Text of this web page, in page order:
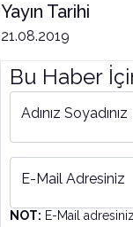
Yayın Tarihi
21.08.2019
Bu Haber
Adınız Soyadınız
E-Mail Adresiniz
NOT: E-Mail